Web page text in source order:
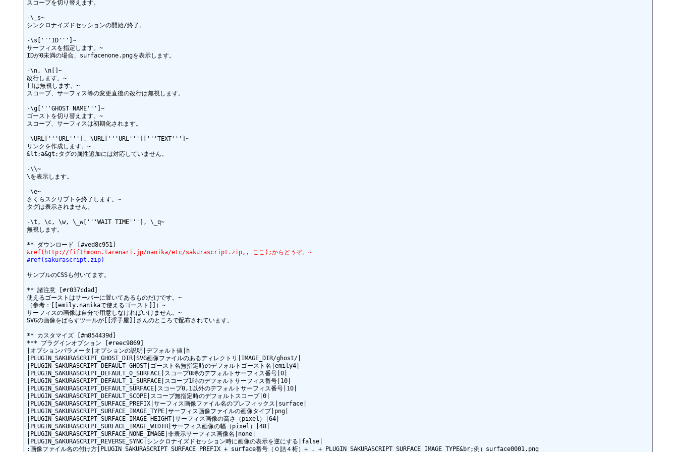
スコープを切り替えます。
-\_s~
シンクロナイズドセッションの開始/終了。
-\s['''ID''']~
サーフィスを指定します。~
IDが0未満の場合、surfacenone.pngを表示します。
-\n, \n[]~
改行します。~
[]は無視します。~
スコープ、サーフィス等の変更直後の改行は無視します。
-\g['''GHOST NAME''']~
ゴーストを切り替えます。~
スコープ、サーフィスは初期化されます。
-\URL['''URL'''], \URL['''URL''']['''TEXT''']~
リンクを作成します。~
&lt;a&gt;タグの属性追加には対応していません。
-\\~
\を表示します。
-\e~
さくらスクリプトを終了します。~
タグは表示されません。
-\t, \c, \w, \_w['''WAIT TIME'''], \_q~
無視します。
&ref(http://fifthmoon.tarenari.jp/nanika/etc/sakurascript.zip,, ここ);からどうぞ。~
#ref(sakurascript.zip)
サンプルのCSSも付いてます。
** 諸注意 [#r037cdad]
使えるゴーストはサーバーに置いてあるものだけです。~
（参考：[[emily.nanikaで使えるゴースト]]）~
サーフィスの画像は自分で用意しなければいけません。~
SVGの画像をばらすツールが[[浮子屋]]さんのところで配布されています。
** カスタマイズ [#m854439d]
*** プラグインオプション [#reec9869]
|オプションパラメータ|オプションの説明|デフォルト値|h
|PLUGIN_SAKURASCRIPT_GHOST_DIR|SVG画像ファイルのあるディレクトリ|IMAGE_DIR/ghost/|
|PLUGIN_SAKURASCRIPT_DEFAULT_GHOST|ゴースト名無指定時のデフォルトゴースト名|emily4|
|PLUGIN_SAKURASCRIPT_DEFAULT_0_SURFACE|スコープ0時のデフォルトサーフィス番号|0|
|PLUGIN_SAKURASCRIPT_DEFAULT_1_SURFACE|スコープ1時のデフォルトサーフィス番号|10|
|PLUGIN_SAKURASCRIPT_DEFAULT_SURFACE|スコープ0,1以外のデフォルトサーフィス番号|10|
|PLUGIN_SAKURASCRIPT_DEFAULT_SCOPE|スコープ無指定時のデフォルトスコープ|0|
|PLUGIN_SAKURASCRIPT_SURFACE_PREFIX|サーフィス画像ファイル名のプレフィックス|surface|
|PLUGIN_SAKURASCRIPT_SURFACE_IMAGE_TYPE|サーフィス画像ファイルの画像タイプ|png|
|PLUGIN_SAKURASCRIPT_SURFACE_IMAGE_HEIGHT|サーフィス画像の高さ（pixel）|64|
|PLUGIN_SAKURASCRIPT_SURFACE_IMAGE_WIDTH|サーフィス画像の幅（pixel）|48|
|PLUGIN_SAKURASCRIPT_SURFACE_NONE_IMAGE|非表示サーフィス画像名|none|
|PLUGIN_SAKURASCRIPT_REVERSE_SYNC|シンクロナイズドセッション時に画像の表示を逆にする|false|
:画像ファイル名の付け方|PLUGIN_SAKURASCRIPT_SURFACE_PREFIX + surface番号（０詰４桁）+ . + PLUGIN_SAKURASCRIPT_SURFACE_IMAGE_TYPE&br;例）surface0001.png